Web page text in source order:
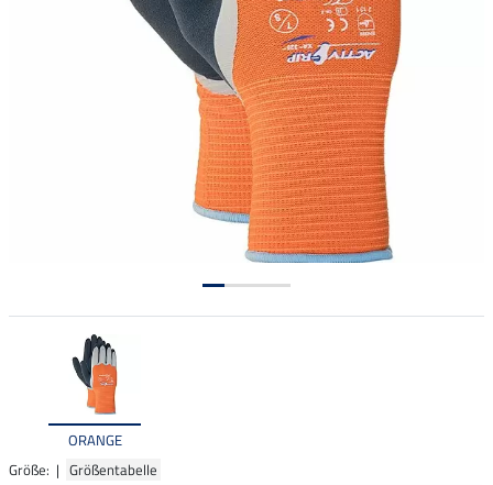
ORANGE
Größe: | Größentabelle